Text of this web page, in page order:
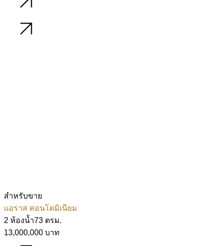
สำหรับขาย
แอราส คอนโดมิเนียม
2 ห้องน้ำ73 ตรม.
13,000,000 บาท